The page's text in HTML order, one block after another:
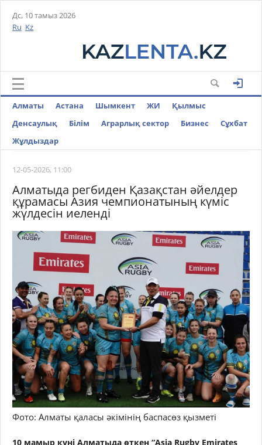
Дс, 10 тамыз 2026
Ru Kz
Алматы Астана Шымкент ЖИ
Қылмыс
Денсаулық
Білім Аграрлық сектор Бизнес
Cұхбат
Жұлдыздар
12-05-2026, 11:00
Алматыда регбиден Қазақстан әйелдер
құрамасы Азия чемпионатының күміс
жүлдесін иеленді
Фото: Алматы қаласы әкімінің баспасөз қызметі
10 мамыр күні Алматыда өткен “Asia Rugby Emirates